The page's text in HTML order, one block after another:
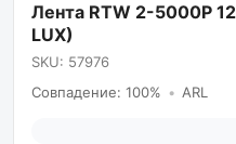
Лента RTW 2-5000P
LUX)
SKU: 57976
Совпадение: 100% • ARL